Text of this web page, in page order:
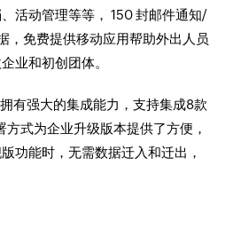
、活动管理等等， 150 封邮件通知/
，免费提供移动应用帮助外出人员
业和初创团体。
有强大的集成能力，支持集成8款
式为企业升级版本提供了方便，
功能时，无需数据迁入和迁出，